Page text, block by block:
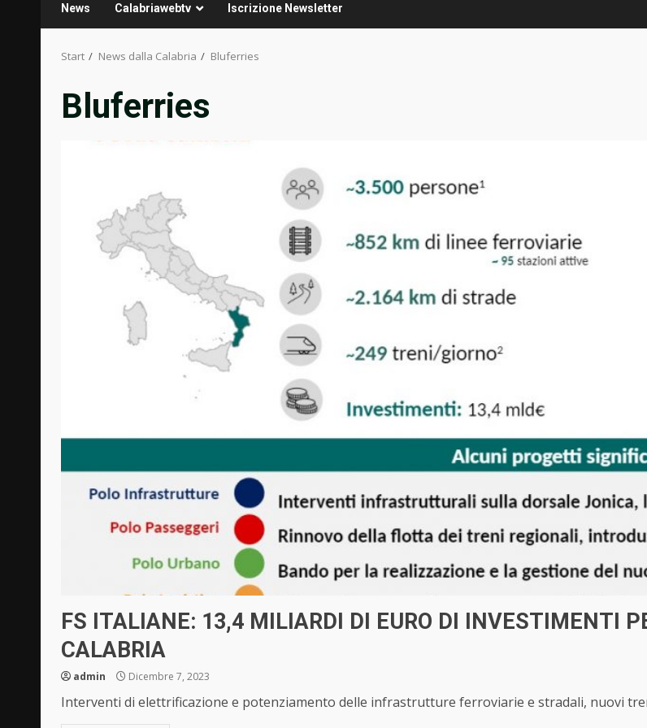
News Calabriawebtv Iscrizione Newsletter
Start News dalla Calabria Bluferries
Bluferries
FS ITALIANE: 13,4 MILIARDI DI EURO DI INVESTIMENTI
CALABRIA
admin Dicembre 7, 2023
Interventi di elettrificazione e potenziamento delle infrastrutture ferroviarie e stradali, nuovi